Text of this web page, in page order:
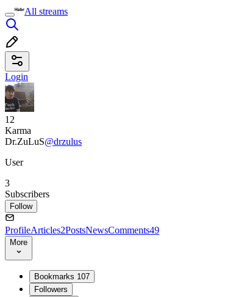
All streams
Login
12
Karma
Dr.ZuLuS@drzulus
User
3
Subscribers
Follow
ProfileArticles2PostsNewsComments49
More
Bookmarks 107
Followers